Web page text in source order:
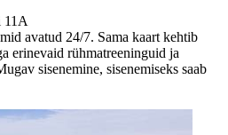
11A
avatud 24/7. Sama kaart kehtib
erinevaid rühmatreeninguid ja
sisenemine, sisenemiseks saab